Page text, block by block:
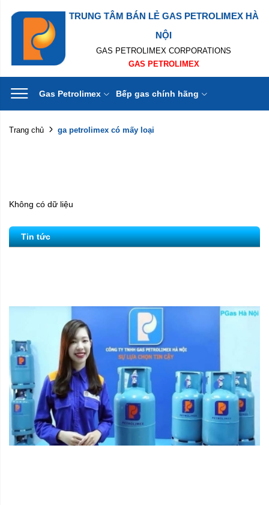
TRUNG TÂM BÁN LẺ GAS PETROLIMEX HÀ
NỘI
GAS PETROLIMEX CORPORATIONS
GAS PETROLIMEX
Gas Petrolimex Bếp gas chính hãng
Trang chủ ga petrolimex có mấy loại
Không có dữ liệu
Tin tức